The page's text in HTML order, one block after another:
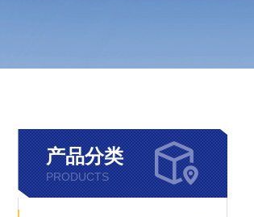
产品分类
PRODUCTS